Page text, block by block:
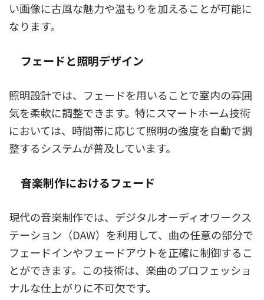
い画像に古風な魅力や温もりを加えることが可能に
なります。
フェードと照明デザイン
照明設計では、フェードを用いることで室内の雰囲
気を柔軟に調整できます。特にスマートホーム技術
においては、時間帯に応じて照明の強度を自動で調
整するシステムが普及しています。
音楽制作におけるフェード
現代の音楽制作では、デジタルオーディオワークス
テーション（DAW）を利用して、曲の任意の部分で
フェードインやフェードアウトを正確に制御するこ
とができます。この技術は、楽曲のプロフェッショ
ナルな仕上がりに不可欠です。